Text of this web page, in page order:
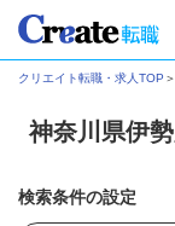
クリエイト転職・求人TOP ＞
神奈川県伊
検索条件の設定